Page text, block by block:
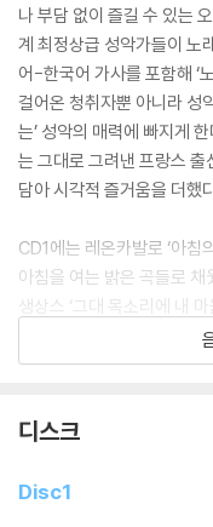
나 부담 없이 즐길 수 있는
계 최정상급 성악가들이 노
어-한국어 가사를 포함해 ‘
걸어온 청취자뿐 아니라 성
는’ 성악의 매력에 빠지게
는 그대로 그려낸 프랑스
담아 시각적 즐거움을 더했
CD1에는 레온카발로 ‘아침
아침을 여는 밝은 곡들로 채
생상스 ‘그대 목소리에 내
올리게 하는 곡들을 담았다.
나고’ 등 밤과 새벽을 테마
디스크
Disc1